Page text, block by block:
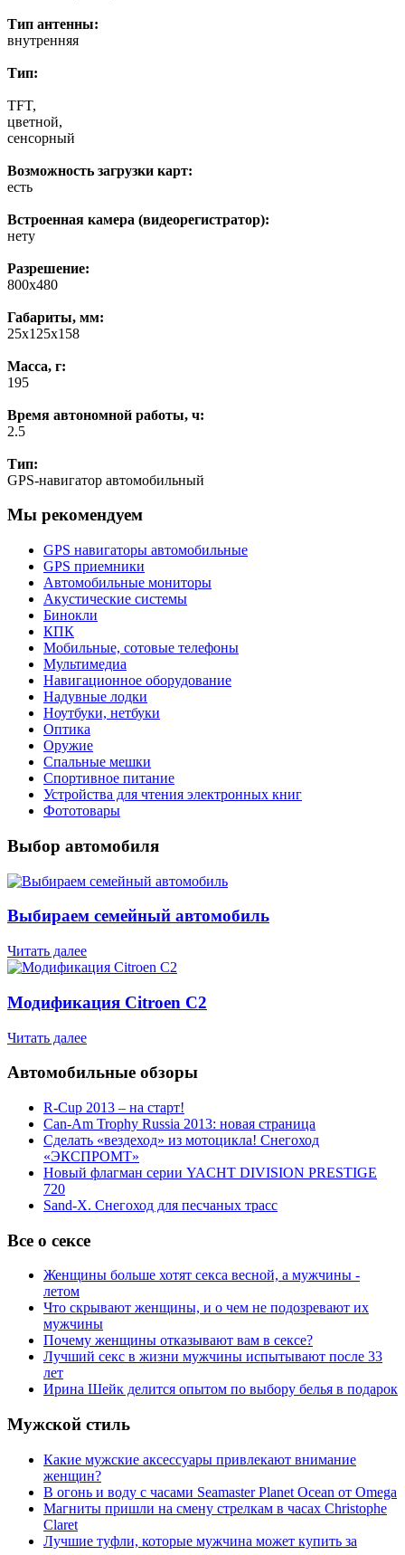
Тип антенны:
внутренняя
Тип:
TFT,
цветной,
сенсорный
Возможность загрузки карт:
есть
Встроенная камера (видеорегистратор):
нету
Разрешение:
800х480
Габариты, мм:
25x125x158
Масса, г:
195
Время автономной работы, ч:
2.5
Тип:
GPS-навигатор автомобильный
Мы рекомендуем
GPS навигаторы автомобильные
GPS приемники
Автомобильные мониторы
Акустические системы
Бинокли
КПК
Мобильные, сотовые телефоны
Мультимедиа
Навигационное оборудование
Надувные лодки
Ноутбуки, нетбуки
Оптика
Оружие
Спальные мешки
Спортивное питание
Устройства для чтения электронных книг
Фототовары
Выбор автомобиля
Выбираем семейный автомобиль
Читать далее
Модификация Citroen С2
Читать далее
Автомобильные обзоры
R-Cup 2013 – на старт!
Can-Am Trophy Russia 2013: новая страница
Сделать «вездеход» из мотоцикла! Снегоход
«ЭКСПРОМТ»
Новый флагман серии YACHT DIVISION PRESTIGE
720
Sand-X. Снегоход для песчаных трасс
Все о сексе
Женщины больше хотят секса весной, а мужчины -
летом
Что скрывают женщины, и о чем не подозревают их
мужчины
Почему женщины отказывают вам в сексе?
Лучший секс в жизни мужчины испытывают после 33
лет
Ирина Шейк делится опытом по выбору белья в подарок
Мужской стиль
Какие мужские аксессуары привлекают внимание
женщин?
В огонь и воду с часами Seamaster Planet Ocean от Omega
Магниты пришли на смену стрелкам в часах Christophe
Claret
Лучшие туфли, которые мужчина может купить за